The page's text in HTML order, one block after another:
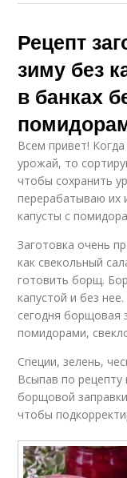
Рецепт
зиму без
в банках
Всем привет!
урожай, то
чтобы сохранить
перерабатываю их
капусты с
Заготовка очень
как свекольный
готовить борщ.
капустой и без
сегодня борщовая
помидорами,
Специи, зелень,
Всыпав по рецепту
борщовой
чтобы